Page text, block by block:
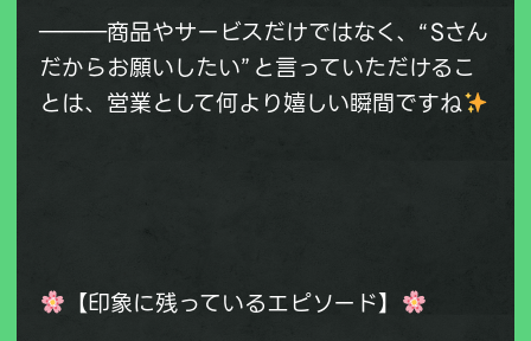
―――商品やサービスだけではなく、“Sさん
だからお願いしたい”と言っていただけるこ
とは、営業として何より嬉しい瞬間ですね
【印象に残っているエピソード】